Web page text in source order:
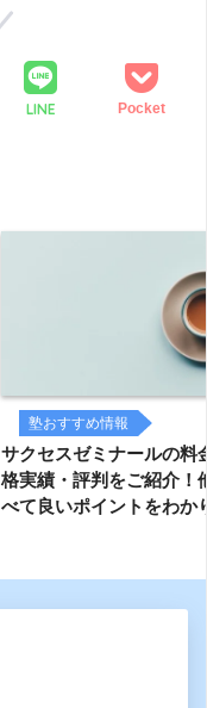
LINE Pocket
塾おすすめ情報
サクセスゼミナールの料
格実績・評判をご紹介！
べて良いポイントをわか